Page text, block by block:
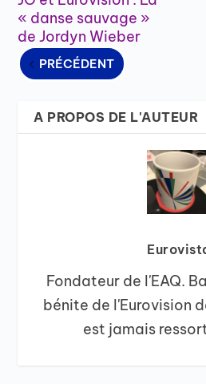
« danse sauvage »
de Jordyn Wieber
PRÉCÉDENT
A PROPOS DE L'AUTEUR
Fondateur de l'EAQ.
bénite de l'Eurovision
est jamais